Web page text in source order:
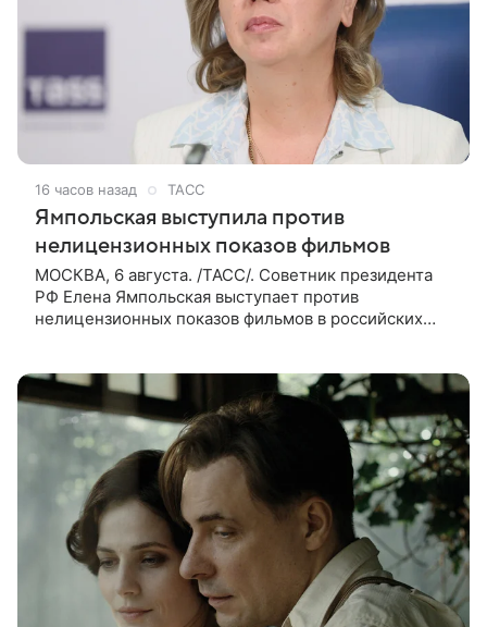
16 часов назад ТАСС
Ямпольская выступила против
нелицензионных показов фильмов
МОСКВА, 6 августа. /ТАСС/. Советник президента
РФ Елена Ямпольская выступает против
нелицензионных показов фильмов в российских